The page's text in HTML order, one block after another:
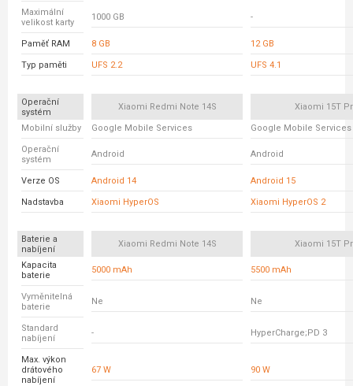
Maximální
velikost karty
1000 GB -
Paměť RAM 8 GB 12 GB
Typ paměti UFS 2.2 UFS 4.1
Operační
systém
Xiaomi Redmi Note 14S Xiaomi 15T
Mobilní služby Google Mobile Services Google Mobile Services
Operační
systém
Android Android
Verze OS Android 14 Android 15
Nadstavba Xiaomi HyperOS Xiaomi HyperOS 2
Baterie a
nabíjení
Xiaomi Redmi Note 14S Xiaomi 15T
Kapacita
baterie
5000 mAh 5500 mAh
Vyměnitelná
baterie
Ne Ne
Standard
nabíjení
- HyperCharge;PD 3
Max. výkon
drátového
nabíjení
67 W 90 W